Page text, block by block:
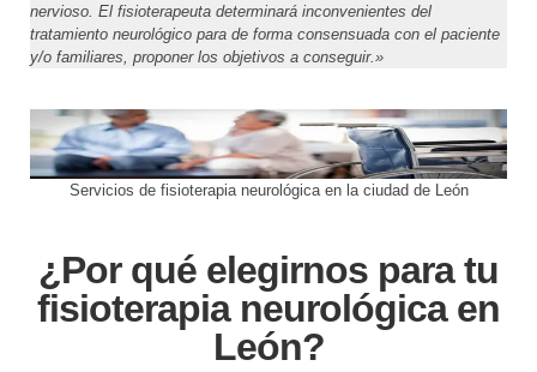
nervioso. El fisioterapeuta determinará inconvenientes del
tratamiento neurológico para de forma consensuada con el paciente
y/o familiares, proponer los objetivos a conseguir.»
Servicios de fisioterapia neurológica en la ciudad de León
¿Por qué elegirnos para tu
fisioterapia neurológica en
León?